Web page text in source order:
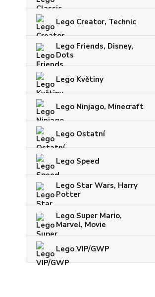
Lego Creator, Technic
Lego Friends, Disney,
Dots
Lego Květiny
Lego Ninjago, Minecraft
Lego Ostatní
Lego Speed
Lego Star Wars, Harry
Potter
Lego Super Mario,
Marvel, Movie
Lego VIP/GWP